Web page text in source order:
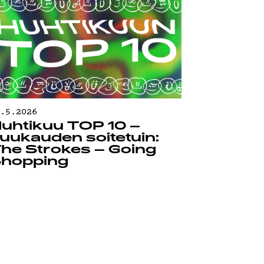
TOP 10 –
soitetuin:
Strokes – Going